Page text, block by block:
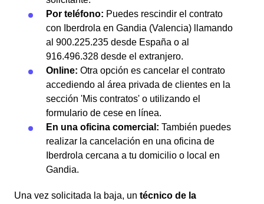
Por teléfono: Puedes rescindir el contrato
con Iberdrola en Gandia (Valencia) llamando
al 900.225.235 desde España o al
916.496.328 desde el extranjero.
Online: Otra opción es cancelar el contrato
accediendo al área privada de clientes en la
sección 'Mis contratos' o utilizando el
formulario de cese en línea.
En una oficina comercial: También puedes
realizar la cancelación en una oficina de
Iberdrola cercana a tu domicilio o local en
Gandia.
Una vez solicitada la baja, un técnico de la